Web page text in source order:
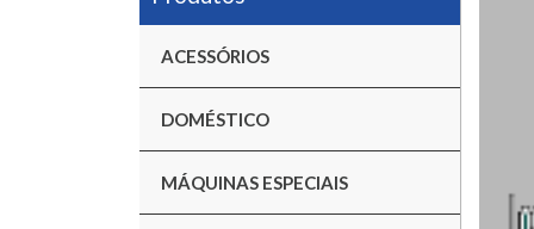
ACESSÓRIOS
DOMÉSTICO
MÁQUINAS ESPECIAIS